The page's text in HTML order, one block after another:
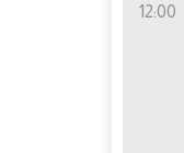
12:00